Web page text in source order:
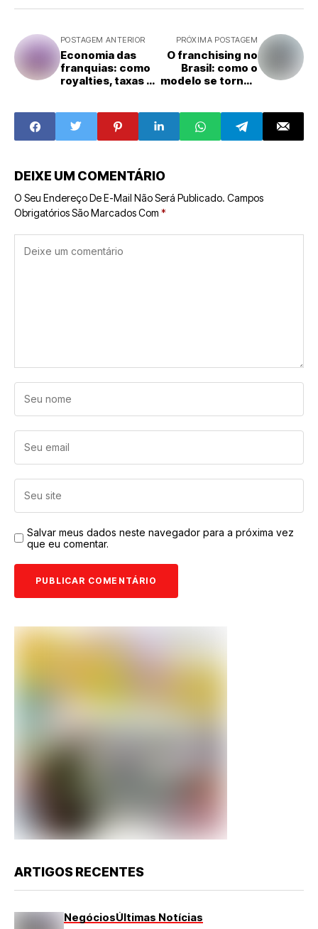
POSTAGEM ANTERIOR
Economia das
franquias: como
royalties, taxas e
moldam o lucro
do franqueado
PRÓXIMA POSTAGEM
O franchising no
Brasil: como o
modelo se tornou
engrenagens do
empreendedoris
mo nacional
DEIXE UM COMENTÁRIO
O Seu Endereço De E-Mail Não Será Publicado. Campos
Obrigatórios São Marcados Com *
Salvar meus dados neste navegador para a próxima vez
que eu comentar.
ARTIGOS RECENTES
NegóciosÚltimas Notícias